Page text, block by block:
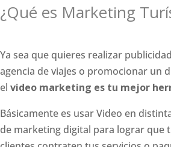
¿Qué es Marketing
Ya sea que quieres realizar
agencia de viajes o promocionar un
el video marketing es tu mejor
Básicamente es usar Video en
de marketing digital para lograr que